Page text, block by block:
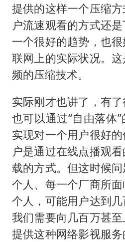
提供的这样一个压缩
户流速观看的方式还
一个很好的趋势，也
联网上的实际状况。
频的压缩技术。
实际刚才也讲了，有
也可以通过“自由落体
实现对一个用户很好
户是通过在线点播观
载的方式。但这时候
个人、每一个厂商所
个人，可能用户达到
我们需要向几百万甚
提供这种网络影视服